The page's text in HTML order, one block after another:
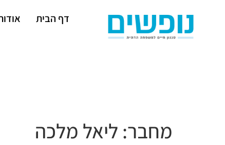
דף הבית
מחבר: ליאל מלכה